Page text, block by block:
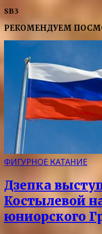
SB3
РЕКОМЕНДУЕМ
ФИГУРНОЕ КАТАНИЕ
Дзепка
Костылевой
юниорского